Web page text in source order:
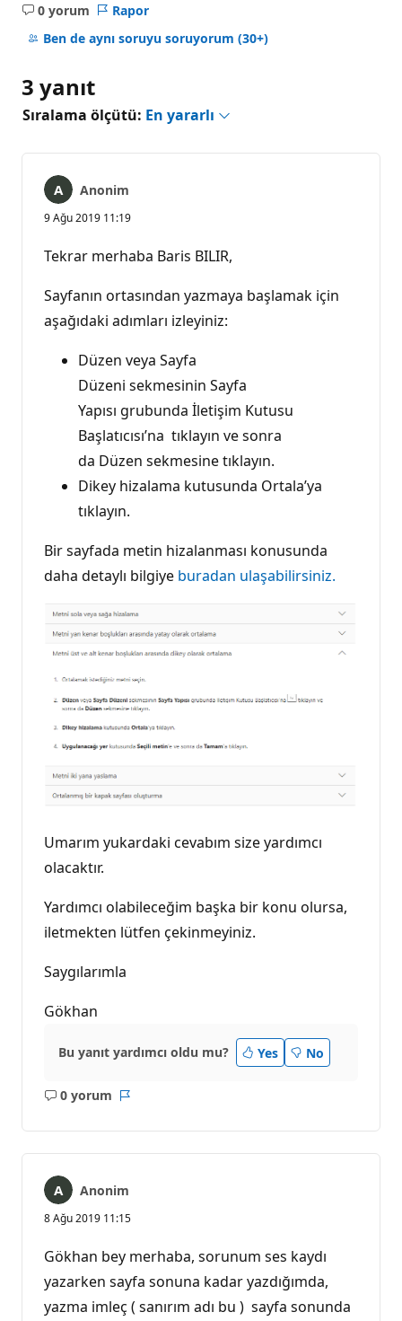
0 yorum
Açıklama
yok
Rapor
Ben de aynı soruyu soruyorum (30+)
3 yanıt
Sıralama ölçütü: En yararlı
Anonim
9 Ağu 2019 11:19
Tekrar merhaba Baris BILIR,
Sayfanın ortasından yazmaya başlamak için
aşağıdaki adımları izleyiniz:
Düzen veya Sayfa
Düzeni sekmesinin Sayfa
Yapısı grubunda İletişim Kutusu
Başlatıcısı’na tıklayın ve sonra
da Düzen sekmesine tıklayın.
Dikey hizalama kutusunda Ortala’ya
tıklayın.
Bir sayfada metin hizalanması konusunda
daha detaylı bilgiye buradan ulaşabilirsiniz.
Umarım yukardaki cevabım size yardımcı
olacaktır.
Yardımcı olabileceğim başka bir konu olursa,
iletmekten lütfen çekinmeyiniz.
Saygılarımla
Gökhan
Bu yanıt yardımcı oldu mu? Yes No
0 yorum
AçıklamaRapor
Anonim
8 Ağu 2019 11:15
Gökhan bey merhaba, sorunum ses kaydı
yazarken sayfa sonuna kadar yazdığımda,
yazma imleç ( sanırım adı bu ) sayfa sonunda